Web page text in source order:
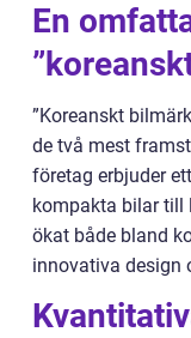
En
”Koreanskt
de två mest
företag erbjuder
kompakta bilar till
ökat både bland
innovativa design